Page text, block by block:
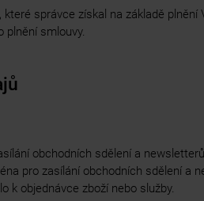
správce získal na základě plnění
plnění smlouvy.
obchodních sdělení a
pro zasílání obchodních sdělení a
k objednávce zboží nebo služby.